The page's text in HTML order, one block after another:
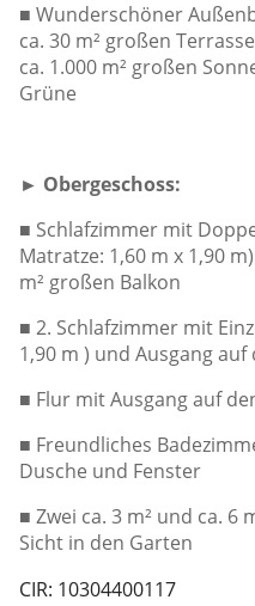
■ Wunderschöner
ca. 30 m² großen
ca. 1.000 m² großen
Grüne
► Obergeschoss:
■ Schlafzimmer mit
Matratze: 1,60 m x 1,90
m² großen Balkon
■ 2. Schlafzimmer mit
1,90 m ) und Ausgang
■ Flur mit Ausgang auf
■ Freundliches
Dusche und Fenster
■ Zwei ca. 3 m² und ca. 6
Sicht in den Garten
CIR: 10304400117